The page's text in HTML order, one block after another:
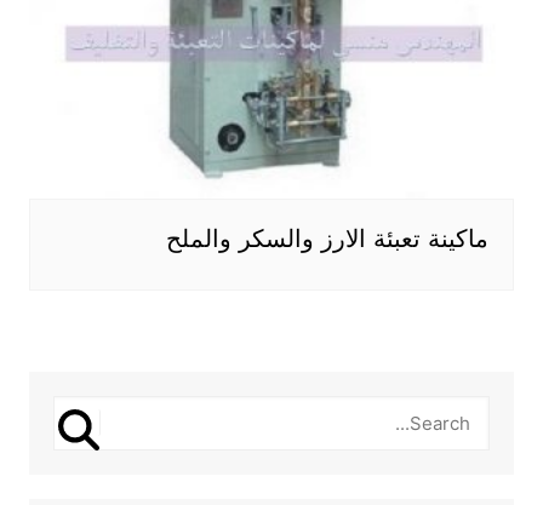
ماكينة تعبئة الارز والسكر والملح